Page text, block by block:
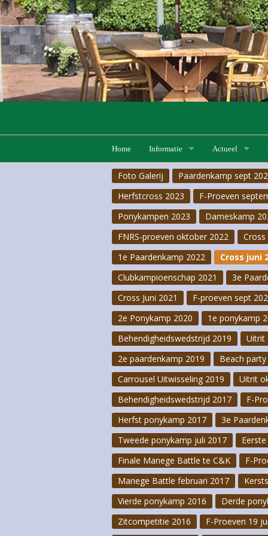
Home Informatie
Lessen Lesaanbod
Lesrooster
Pensionstalling
FNRS
Pony- & Ruiterkampen
Actueel
F-Proeven 20
Hobby horse
Pas-de-deux
F-Proeven 18
F-Proeven 21
Opruimactie
Foto Galerij Paardenkamp sept
Herfstcross 2023
F-Proeven
Ponykampen 2023
Dameskamp
FNRS-proeven oktober 2022
1e Paardenkamp 2022
Cross juni
Clubkampioenschap 2021
3e
Cross Juni 2021
F-proeven sept
2e Ponykamp 2020
1e ponykamp
Behendigheidswedstrijd 2019
Uitrit
2e paardenkamp 2019
Beach party
Carrousel Uitwisseling 2019
Uitrit
Behendigheidswedstrijd 2017
F-
Herfst ponykamp 2017
3e
Tweede ponykamp juli 2017
Finale Manege Battle te C&K
F-
Manege Battle februari 2017
Vierde ponykamp 2016
Derde
Zitcompetitie 2016
F-Proeven 19